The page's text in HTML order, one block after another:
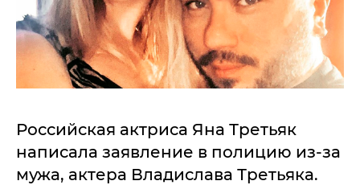
Российская актриса Яна Третьяк
написала заявление в полицию из-за
мужа, актера Владислава Третьяка.